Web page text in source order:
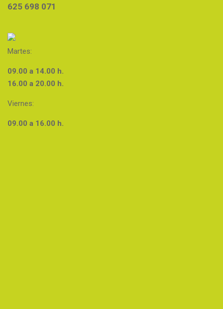
625 698 071
Martes:
09.00 a 14.00 h.
16.00 a 20.00 h.
Viernes:
09.00 a 16.00 h.